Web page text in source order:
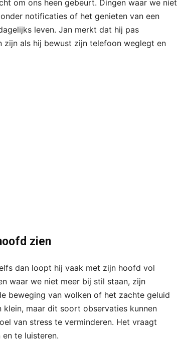
om ons heen gebeurt. Dingen waar we niet
notificaties of het genieten van een
leven. Jan merkt dat hij pas
als hij bewust zijn telefoon weglegt en
zien
dan loopt hij vaak met zijn hoofd vol
waar we niet meer bij stil staan, zijn
beweging van wolken of het zachte geluid
maar dit soort observaties kunnen
van stress te verminderen. Het vraagt
te luisteren.